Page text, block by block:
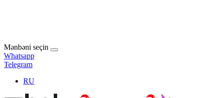
Mənbəni seçin
Whatsapp
Telegram
RU